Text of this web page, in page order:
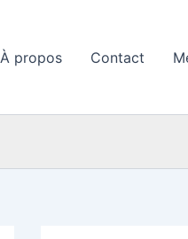
À propos Contact